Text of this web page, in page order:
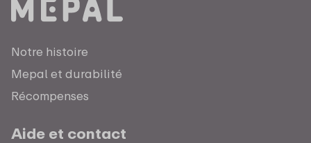
Notre histoire
Mepal et durabilité
Récompenses
Aide et contact